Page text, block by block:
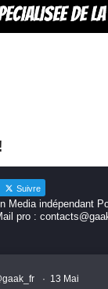
Suivre
Media indépendant
pro :
· 13 Mai